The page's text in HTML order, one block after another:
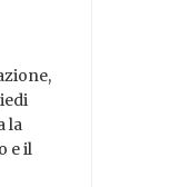
la
e il